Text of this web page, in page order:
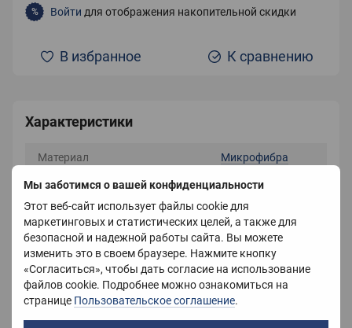
Мы заботимся о вашей конфиденциальности
Этот веб-сайт использует файлы cookie для
маркетинговых и статистических целей, а также для
безопасной и надежной работы сайта. Вы можете
изменить это в своем браузере. Нажмите кнопку
«Согласиться», чтобы дать согласие на использование
файлов cookie. Подробнее можно ознакомиться на
странице Пользовательское соглашение.
% Войти для отображения накопительной скидки
В избранное К сравнению
Характеристики
Материал Микрофибра
Размер 210X230 см
Белый
Вес 3500 г
Страна-производитель Украина